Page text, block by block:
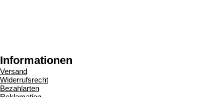
Informationen
Versand
Widerrufsrecht
Bezahlarten